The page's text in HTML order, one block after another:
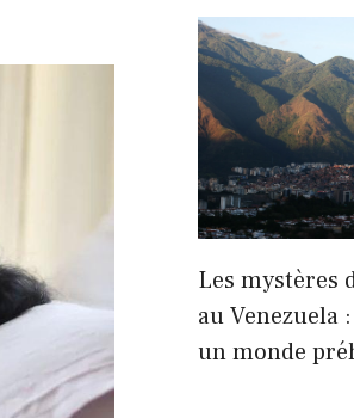
Les mystères
au Venezuela
un monde